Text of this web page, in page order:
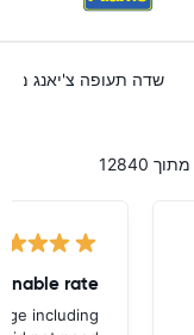
שדה תעופה צ'יאנג מאי
including